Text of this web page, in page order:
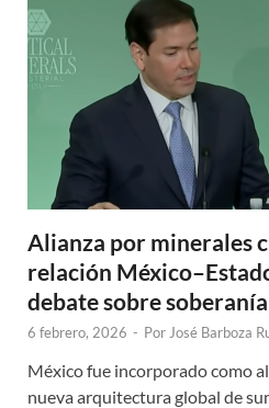
Alianza por minerales
relación
debate sobre soberanía
6 febrero, 2026 - Por José Barboza
México fue incorporado como
nueva arquitectura global de